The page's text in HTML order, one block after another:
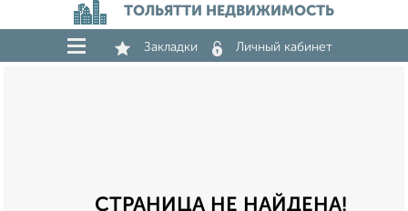
ТОЛЬЯТТИ НЕДВИЖИМОСТЬ
Закладки Личный кабинет
СТРАНИЦА НЕ НАЙДЕНА!